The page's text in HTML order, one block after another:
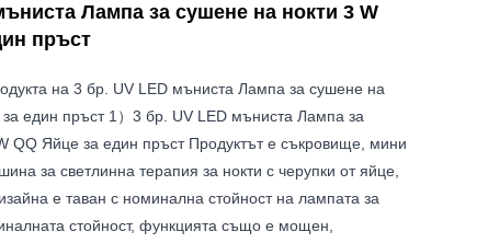
Лампа за сушене на нокти 3 W
пръст
на 3 бр. UV LED мъниста Лампа за сушене на
един пръст 1）3 бр. UV LED мъниста Лампа за
QQ Яйце за един пръст Продуктът е съкровище, мини
за светлинна терапия за нокти с черупки от яйце,
е таван с номинална стойност на лампата за
стойност, функцията също е мощен,